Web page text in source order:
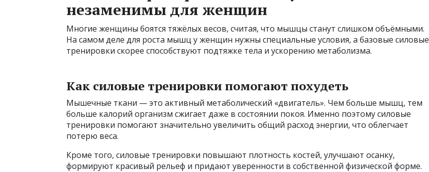
незаменимы для женщин
Многие женщины боятся тяжёлых весов, считая, что мышцы станут слишком объёмными.
На самом деле для роста мышц у женщин нужны специальные условия, а базовые силовые
тренировки скорее способствуют подтяжке тела и ускорению метаболизма.
Как силовые тренировки помогают похудеть
Мышечные ткани — это активный метаболический «двигатель». Чем больше мышц, тем
больше калорий организм сжигает даже в состоянии покоя. Именно поэтому силовые
тренировки помогают значительно увеличить общий расход энергии, что облегчает
потерю веса.
Кроме того, силовые тренировки повышают плотность костей, улучшают осанку,
формируют красивый рельеф и придают уверенности в собственной физической форме.